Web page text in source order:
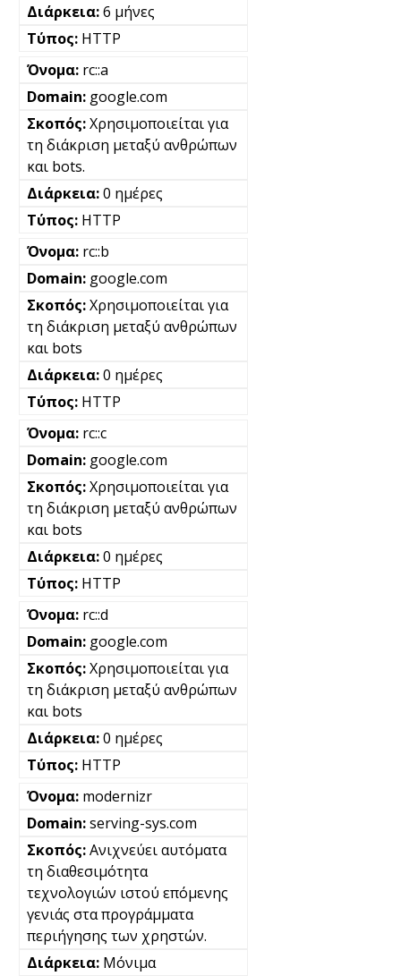
6 μήνες
HTTP
rc::a
google.com
Χρησιμοποιείται για
τη διάκριση μεταξύ ανθρώπων
και bots.
0 ημέρες
HTTP
rc::b
google.com
Χρησιμοποιείται για
τη διάκριση μεταξύ ανθρώπων
και bots
0 ημέρες
HTTP
rc::c
google.com
Χρησιμοποιείται για
τη διάκριση μεταξύ ανθρώπων
και bots
0 ημέρες
HTTP
rc::d
google.com
Χρησιμοποιείται για
τη διάκριση μεταξύ ανθρώπων
και bots
0 ημέρες
HTTP
modernizr
serving-sys.com
Ανιχνεύει αυτόματα
τη διαθεσιμότητα
τεχνολογιών ιστού επόμενης
γενιάς στα προγράμματα
περιήγησης των χρηστών.
Μόνιμα